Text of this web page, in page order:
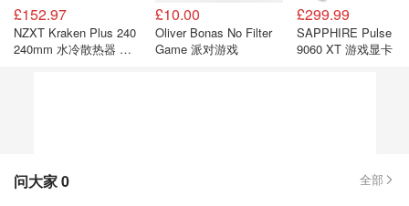
£152.97
NZXT Kraken Plus 240
240mm 水冷散热器 黑
£10.00
Oliver Bonas No Filter
Game 派对游戏
£299.99
SAPPHIRE Pulse
9060 XT 游戏显卡
问大家0 全部